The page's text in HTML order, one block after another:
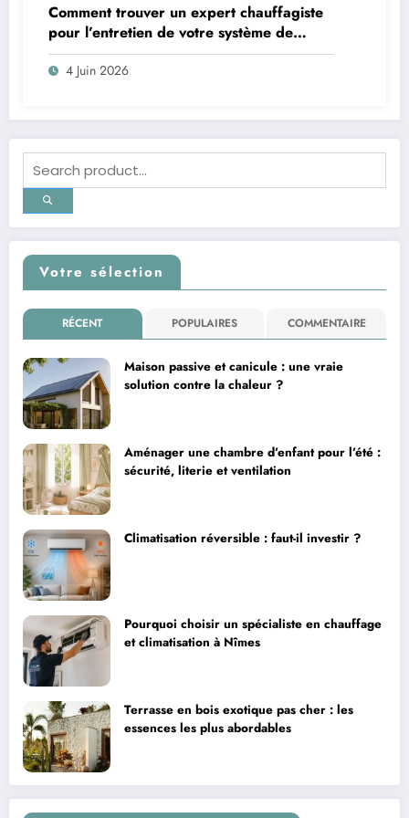
Comment trouver un expert chauffagiste
pour l’entretien de votre système de
chauffage
4 Juin 2026
Votre sélection
RÉCENT POPULAIRES COMMENTAIRE
Maison passive et canicule : une vraie
solution contre la chaleur ?
Aménager une chambre d’enfant pour l’été :
sécurité, literie et ventilation
Climatisation réversible : faut-il investir ?
Pourquoi choisir un spécialiste en chauffage
et climatisation à Nîmes
Terrasse en bois exotique pas cher : les
essences les plus abordables